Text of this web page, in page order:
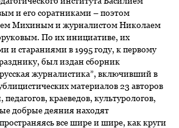
и его соратниками – поэтом
Михиным и журналистом Николаем
По их инициативе, их
и стараниями в 1995 году, к первому
был издан сборник
журналистика”, включивший в
материалов 23 авторов
краеведов, культурологов,
добрые деяния находят
все шире и шире, как круги